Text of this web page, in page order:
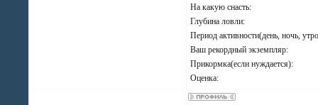
На какую снасть:
Глубина ловли:
Период активности(день, ночь,
Ваш рекордный экземпляр:
Прикормка(если нуждается):
Оценка: